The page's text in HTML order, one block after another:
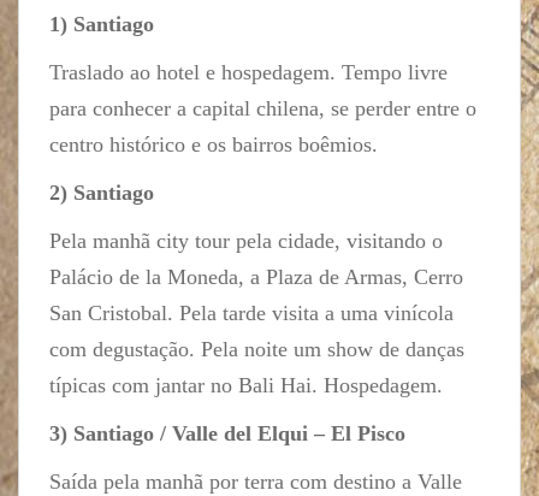
1) Santiago
Traslado ao hotel e hospedagem. Tempo livre
para conhecer a capital chilena, se perder entre o
centro histórico e os bairros boêmios.
2) Santiago
Pela manhã city tour pela cidade, visitando o
Palácio de la Moneda, a Plaza de Armas, Cerro
San Cristobal. Pela tarde visita a uma vinícola
com degustação. Pela noite um show de danças
típicas com jantar no Bali Hai. Hospedagem.
3) Santiago / Valle del Elqui – El Pisco
Saída pela manhã por terra com destino a Valle